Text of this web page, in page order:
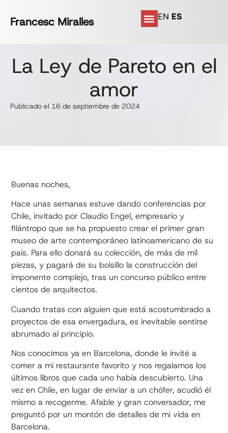
Francesc Miralles EN ES
La Ley de Pareto en el
amor
Publicado el 16 de septiembre de 2024
Buenas noches,
Hace unas semanas estuve dando conferencias por
Chile, invitado por Claudio Engel, empresario y
filántropo que se ha propuesto crear el primer gran
museo de arte contemporáneo latinoamericano de su
país. Para ello donará su colección, de más de mil
piezas, y pagará de su bolsillo la construcción del
imponente complejo, tras un concurso público entre
cientos de arquitectos.
Cuando tratas con alguien que está acostumbrado a
proyectos de esa envergadura, es inevitable sentirse
abrumado al principio.
Nos conocimos ya en Barcelona, donde le invité a
comer a mi restaurante favorito y nos regalamos los
últimos libros que cada uno había descubierto. Una
vez en Chile, en lugar de enviar a un chófer, acudió él
mismo a recogerme. Afable y gran conversador, me
preguntó por un montón de detalles de mi vida en
Barcelona.